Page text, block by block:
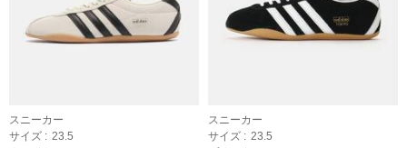
スニーカー
サイズ : 23.5
スニーカー
サイズ : 23.5